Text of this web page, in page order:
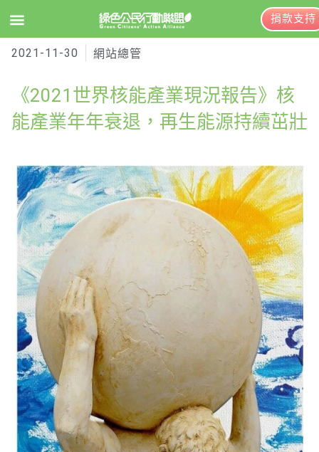
關於綠盟
大事記
綠盟團隊
聯絡資訊
捐款徵信
年度報告與財報
綠盟倡議
廢除核電
淨零轉型
透明足跡
綠盟觀點
EN
捐款支持
2021-11-30 網站總管
《2021世界核能產業現況報告》核
能產業年年衰退，再生能源持續茁壯